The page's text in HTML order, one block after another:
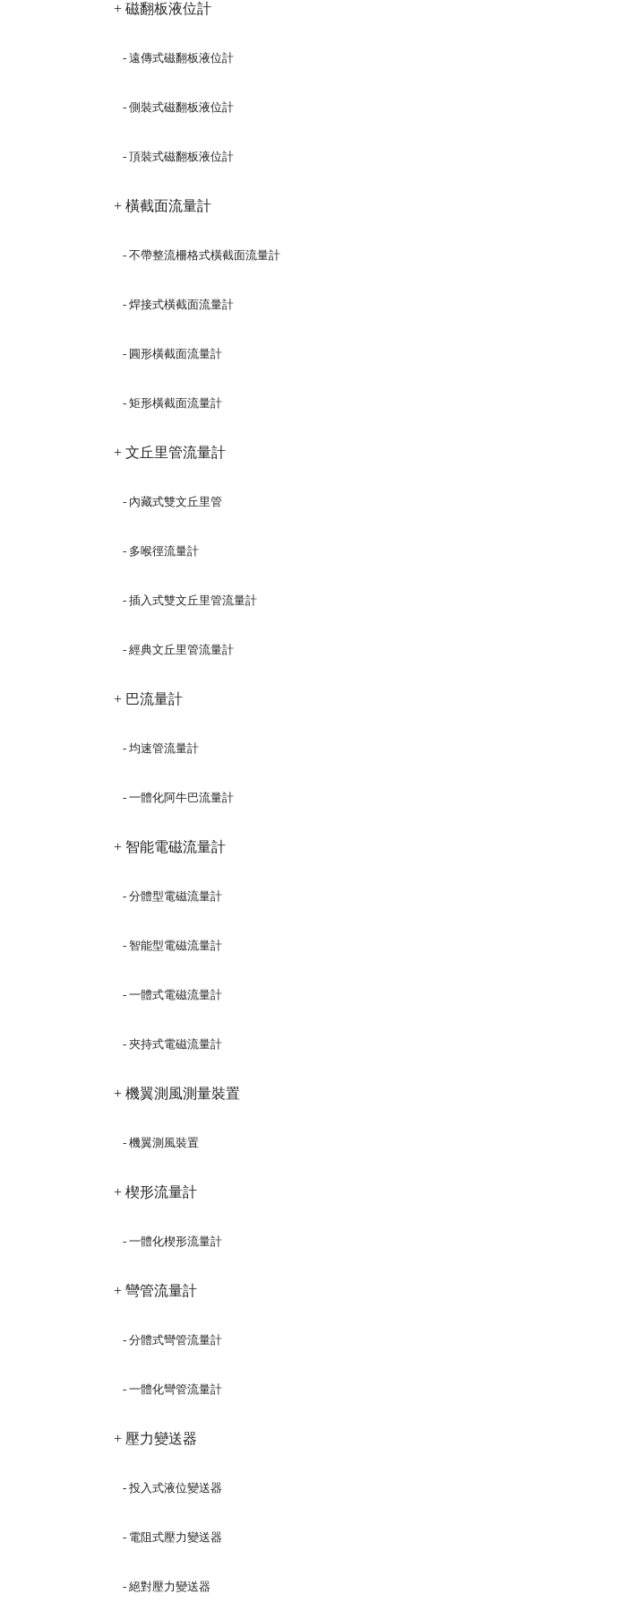
+ 磁翻板液位計
- 遠傳式磁翻板液位計
- 側裝式磁翻板液位計
- 頂裝式磁翻板液位計
+ 橫截面流量計
- 不帶整流柵格式橫截面流量計
- 焊接式橫截面流量計
- 圓形橫截面流量計
- 矩形橫截面流量計
+ 文丘里管流量計
- 內藏式雙文丘里管
- 多喉徑流量計
- 插入式雙文丘里管流量計
- 經典文丘里管流量計
+ 巴流量計
- 均速管流量計
- 一體化阿牛巴流量計
+ 智能電磁流量計
- 分體型電磁流量計
- 智能型電磁流量計
- 一體式電磁流量計
- 夾持式電磁流量計
+ 機翼測風測量裝置
- 機翼測風裝置
+ 楔形流量計
- 一體化楔形流量計
+ 彎管流量計
- 分體式彎管流量計
- 一體化彎管流量計
+ 壓力變送器
- 投入式液位變送器
- 電阻式壓力變送器
- 絕對壓力變送器